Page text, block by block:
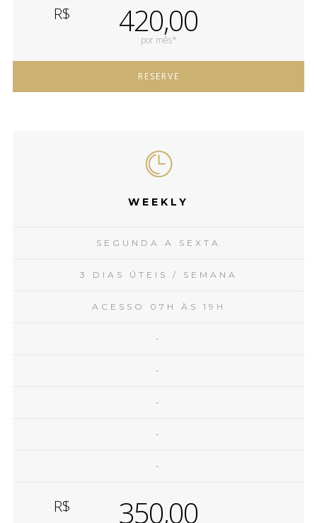
R$ 420,00
por mês*
RESERVE
WEEKLY
SEGUNDA A SEXTA
3 DIAS ÚTEIS / SEMANA
ACESSO 07H ÀS 19H
-
-
-
-
-
R$ 350,00